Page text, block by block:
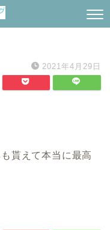
2021年4月29日
貰えて本当に最高